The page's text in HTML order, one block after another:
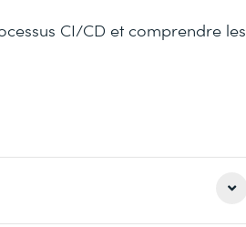
CI/CD et comprendre les